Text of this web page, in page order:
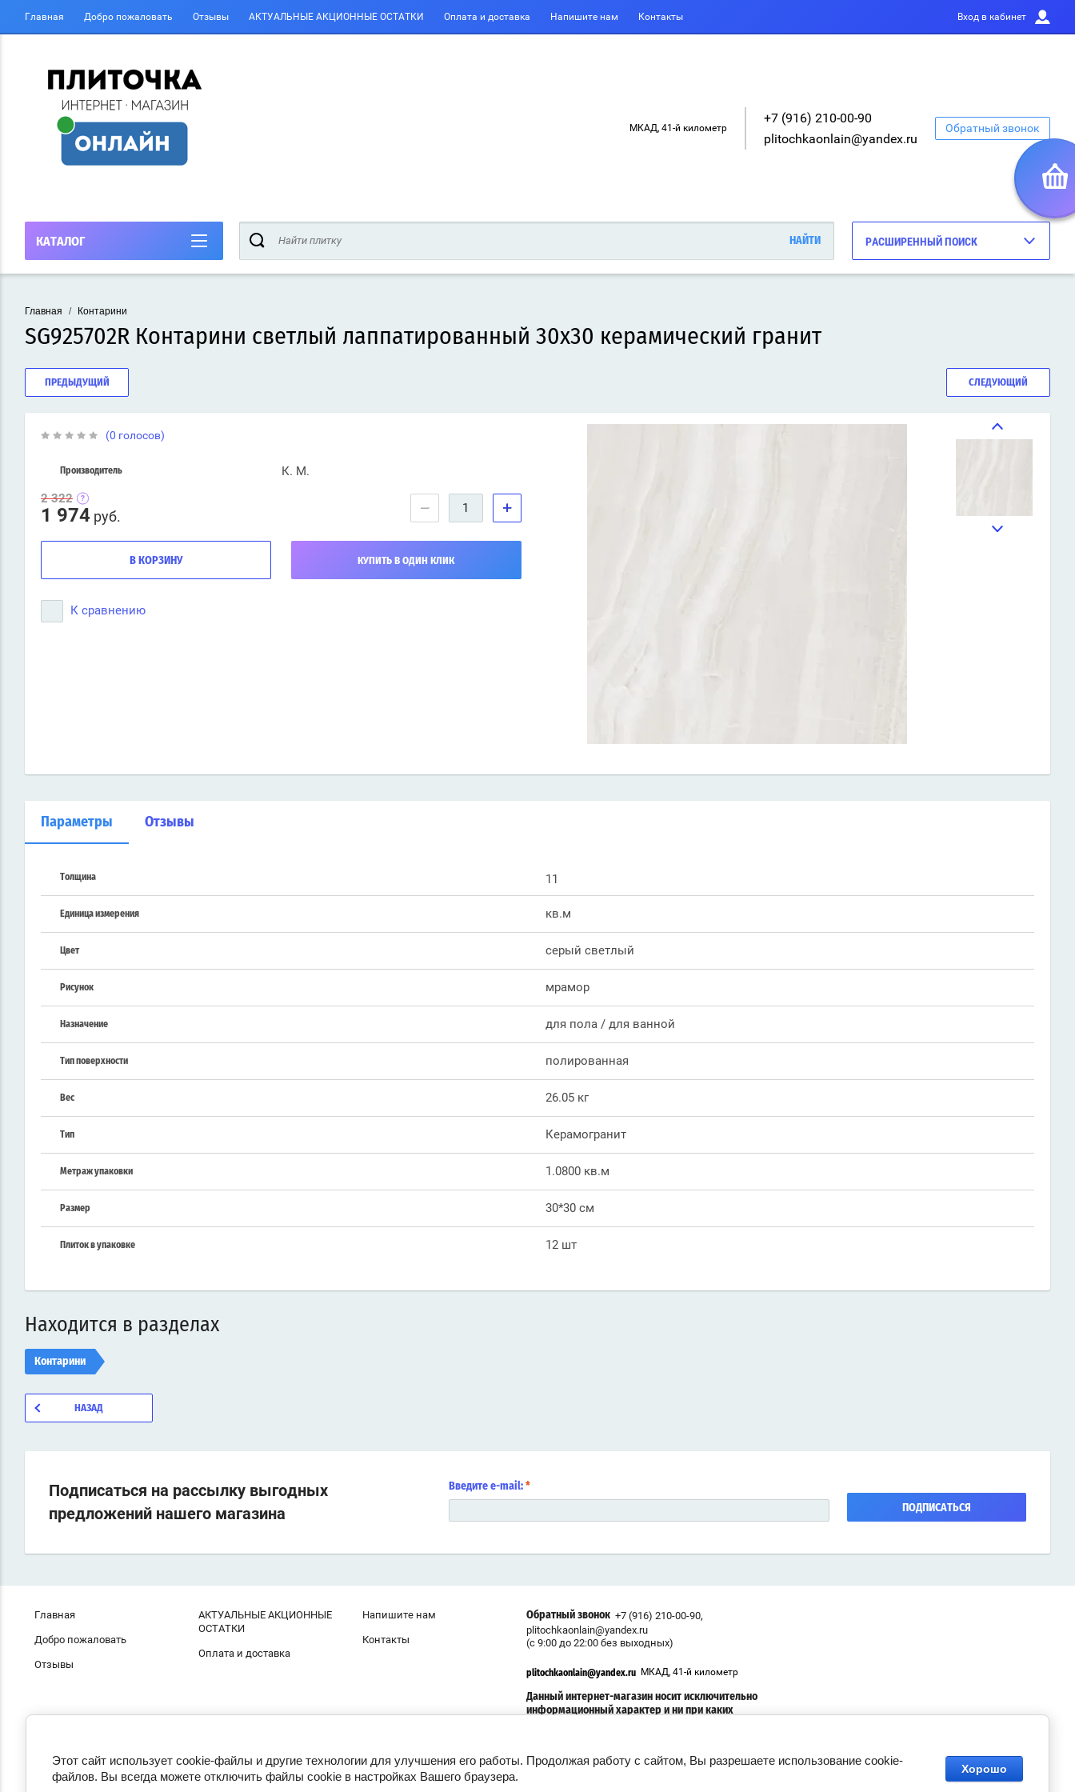
Главная Добро пожаловать Отзывы АКТУАЛЬНЫЕ АКЦИОННЫЕ ОСТАТКИ Оплата и доставка Напишите нам Контакты Вход в кабинет
МКАД, 41-й километр
+7 (916) 210-00-90
plitochkaonlain@yandex.ru
Обратный звонок
КАТАЛОГ РАСШИРЕННЫЙ ПОИСК
Главная / Контарини
SG925702R Контарини светлый лаппатированный 30x30 керамический гранит
ПРЕДЫДУЩИЙ СЛЕДУЮЩИЙ
(0 голосов)
Производитель
К. М.
2 322
1 974 руб. − +
В КОРЗИНУ КУПИТЬ В ОДИН КЛИК
К сравнению
Параметры Отзывы
Толщина 11
Единица измерения кв.м
Цвет серый светлый
Рисунок мрамор
Назначение для пола / для ванной
Тип поверхности полированная
Вес 26.05 кг
Тип Керамогранит
Метраж упаковки 1.0800 кв.м
Размер 30*30 см
Плиток в упаковке 12 шт
Находится в разделах
Контарини
НАЗАД
Подписаться на рассылку выгодных
предложений нашего магазина
Введите e-mail: *
ПОДПИСАТЬСЯ
Главная
Добро пожаловать
Отзывы
АКТУАЛЬНЫЕ АКЦИОННЫЕ
ОСТАТКИ
Оплата и доставка
Напишите нам
Контакты
Обратный звонок +7 (916) 210-00-90,
plitochkaonlain@yandex.ru
(с 9:00 до 22:00 без выходных)
plitochkaonlain@yandex.ru МКАД, 41-й километр
Данный интернет-магазин носит исключительно
информационный характер и ни при каких
Этот сайт использует cookie-файлы и другие технологии для улучшения его работы. Продолжая работу с сайтом, Вы разрешаете использование cookie-
файлов. Вы всегда можете отключить файлы cookie в настройках Вашего браузера.
Хорошо